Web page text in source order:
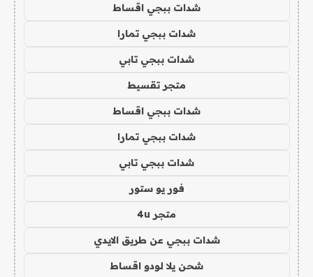
شدات ببجي اقساط
شدات ببجي تمارا
شدات ببجي تابي
متجر تقسيط
شدات ببجي اقساط
شدات ببجي تمارا
شدات ببجي تابي
فور يو ستور
متجر 4u
شدات ببجي عن طريق الايدي
شحن يلا لودو اقساط